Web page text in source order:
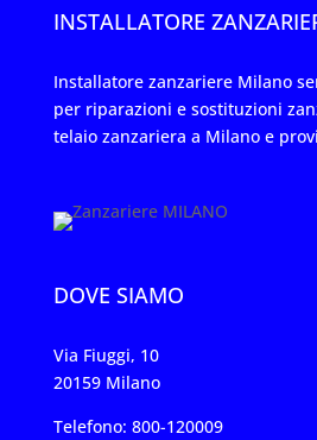
INSTALLATORE
Installatore zanzariere Milano
per riparazioni e sostituzioni
telaio zanzariera a Milano e
DOVE SIAMO
Via Fiuggi, 10
20159 Milano
Telefono: 800-120009